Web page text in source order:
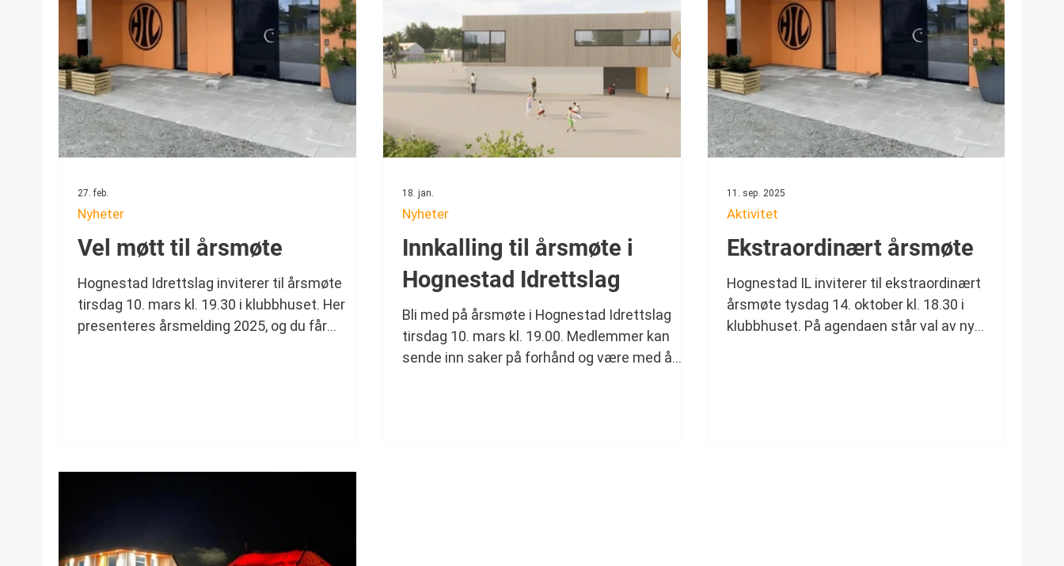
Vel møtt til årsmøte
Hognestad Idrettslag inviterer til årsmøte
tirsdag 10. mars kl. 19.30 i klubbhuset. Her
presenteres årsmelding 2025, og du får
Nyheter
27. feb.
Innkalling til årsmøte i
Hognestad Idrettslag
Bli med på årsmøte i Hognestad Idrettslag
tirsdag 10. mars kl. 19.00. Medlemmer kan
sende inn saker på forhånd og være med å
Nyheter
18. jan.
Ekstraordinært årsmøte
Hognestad IL inviterer til ekstraordinært
årsmøte tysdag 14. oktober kl. 18.30 i
klubbhuset. På agendaen står val av ny
Aktivitet
11. sep. 2025